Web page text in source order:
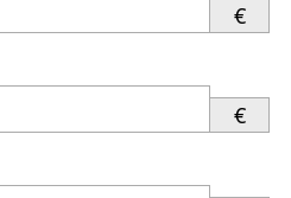
€
€